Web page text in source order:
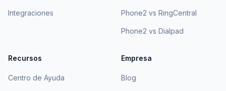
Integraciones Phone2 vs RingCentral
Phone2 vs Dialpad
Recursos
Centro de Ayuda
Empresa
Blog